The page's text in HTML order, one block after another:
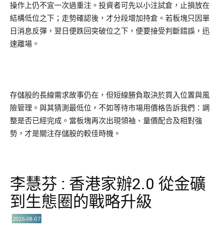
操作上仍不宜一次過重注。投資者可先以小注試倉，止損放在
結構低位之下；走勢確認後，才分段增加持倉。若板塊只因單
日消息反彈，翌日便跌回突破位之下，便要接受判斷錯誤，迅
速離場。
存儲股的長線需求故事仍在，但短線勝負取決於買入位置與風
險管理。與其猜測最低位，不如等待市場用價格告訴我們：調
整是否已經完成。當板塊再次出現領袖、量價配合及相對強
勢，才是關注存儲股的較佳時機。
李慧芬 : 香港家辦2.0 從金礦
到生態圈的戰略升級
2026-08-07